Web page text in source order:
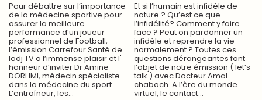
Pour débattre sur l’importance
de la médecine sportive pour
assurer la meilleure
performance d’un joueur
professionnel de Football,
l’émission Carrefour Santé de
lodj TV a l’immense plaisir et l'
honneur d’inviter Dr Amine
DORHMI, médecin spécialiste
dans la médecine du sport.
L’entraîneur, les...
Et si l’humain est infidèle de
nature ? Qu’est ce que
l’infidélité? Comment y faire
face ? Peut on pardonner un
infidèle et reprendre la vie
normalement ? Toutes ces
questions dérangeantes font
l’objet de notre émission ( let’s
talk ) avec Docteur Amal
chabach. A l’ère du monde
virtuel, le contact...